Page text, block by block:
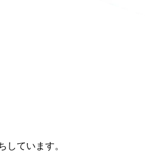
しています。